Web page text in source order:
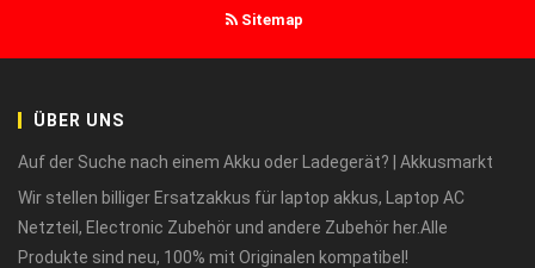
Sitemap
ÜBER UNS
Auf der Suche nach einem Akku oder Ladegerät? | Akkusmarkt
Wir stellen billiger Ersatzakkus für laptop akkus, Laptop AC
Netzteil, Electronic Zubehör und andere Zubehör her.Alle
Produkte sind neu, 100% mit Originalen kompatibel!